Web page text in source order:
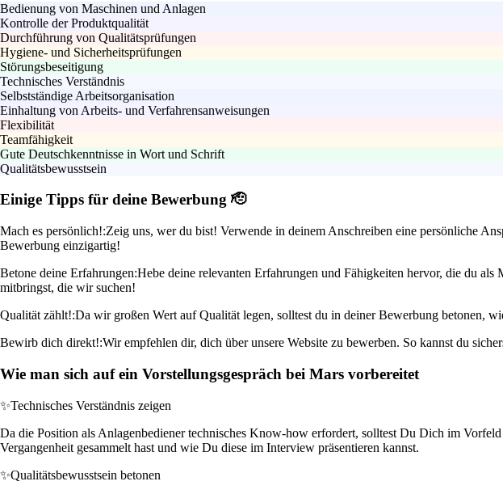
Bedienung von Maschinen und Anlagen
Kontrolle der Produktqualität
Durchführung von Qualitätsprüfungen
Hygiene- und Sicherheitsprüfungen
Störungsbeseitigung
Technisches Verständnis
Selbstständige Arbeitsorganisation
Einhaltung von Arbeits- und Verfahrensanweisungen
Flexibilität
Teamfähigkeit
Gute Deutschkenntnisse in Wort und Schrift
Qualitätsbewusstsein
Einige Tipps für deine Bewerbung 🫡
Mach es persönlich!:Zeig uns, wer du bist! Verwende in deinem Anschreiben eine persönliche
Bewerbung einzigartig!
Betone deine Erfahrungen:Hebe deine relevanten Erfahrungen und Fähigkeiten hervor, die du
mitbringst, die wir suchen!
Qualität zählt!:Da wir großen Wert auf Qualität legen, solltest du in deiner Bewerbung betonen,
Bewirb dich direkt!:Wir empfehlen dir, dich über unsere Website zu bewerben. So kannst du
Wie man sich auf ein Vorstellungsgespräch bei Mars vorbereitet
✨Technisches Verständnis zeigen
Da die Position als Anlagenbediener technisches Know-how erfordert, solltest Du Dich im
Vergangenheit gesammelt hast und wie Du diese im Interview präsentieren kannst.
✨Qualitätsbewusstsein betonen